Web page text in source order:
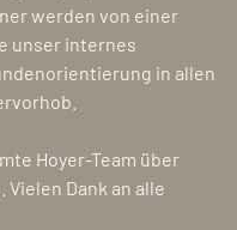
werden von einer
unser internes
in allen
Hoyer-Team über
Dank an alle